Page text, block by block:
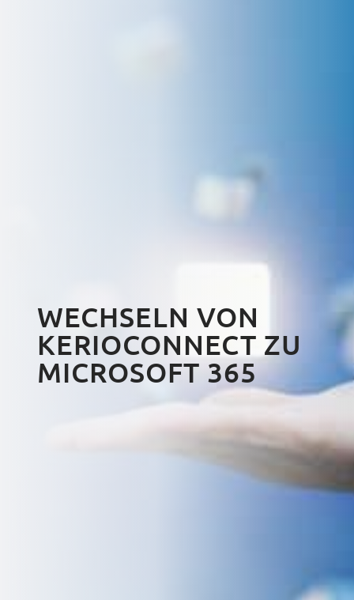
WECHSELN VON
KERIOCONNECT ZU
MICROSOFT 365